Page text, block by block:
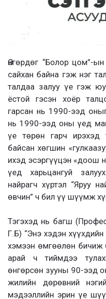
Өнгөрдөг “Болор цом”-
сайхан байна гэж нэг
талдаа залуу үе гэж
ёстой гэсэн хоёр
гарсан нь 1990-ээд
нь 1990-ээд оны үед
үе төрөн гарч ирэхэд
байсан хөгшин
ихэд эсэргүүцэн «доош
үед харьцангуй
найрагч хүртэл “Яруу
өвчин” ч бил үү шүүмж
Тэгэхэд нь багш
Г.Б) “Энэ хэдэн
хэмээн өмгөөлөн бичиж
арай ч тиймдээ
өнгөрсөн зууны 90-ээд
жилийн дөрөвний
мэдээллийн эрин үе